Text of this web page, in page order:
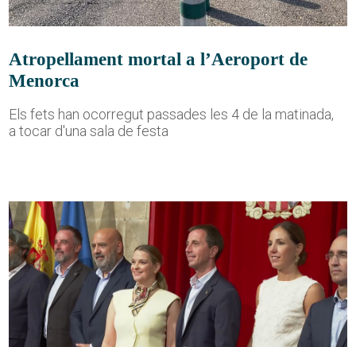
Atropellament mortal a l’Aeroport de
Menorca
Els fets han ocorregut passades les 4 de la matinada,
a tocar d'una sala de festa